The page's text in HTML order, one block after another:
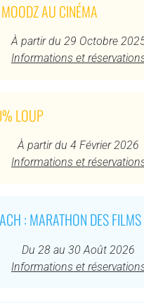
AU CINÉMA
À partir du 29 Octobre
Informations et
LOUP
À partir du 4 Février 2026
Informations et
: MARATHON DES FILMS
Du 28 au 30 Août 2026
Informations et